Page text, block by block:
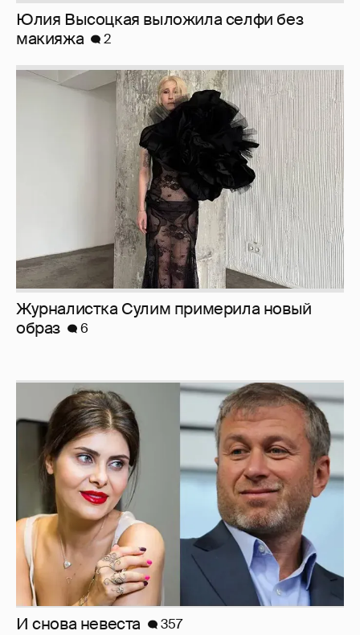
Юлия Высоцкая выложила селфи без
макияжа
2
Журналистка Сулим примерила новый
образ
6
И снова невеста 357